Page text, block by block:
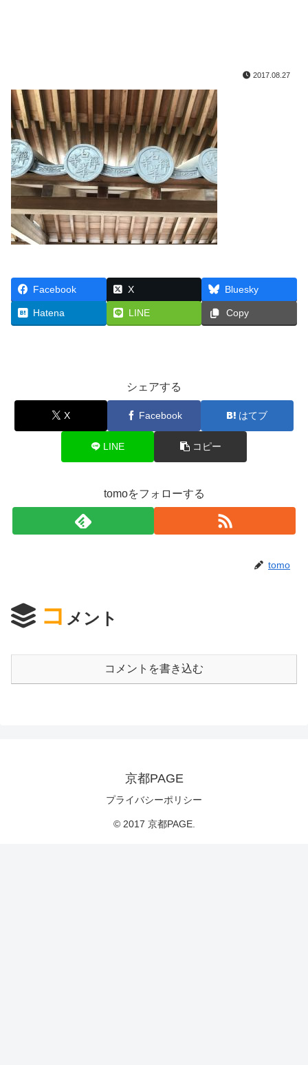
2017.08.27
Facebook X Bluesky
Hatena LINE Copy
シェアする
X Facebook はてブ
LINE コピー
tomoをフォローする
tomo
コ メント
コメントを書き込む
京都PAGE
プライバシーポリシー
© 2017 京都PAGE.